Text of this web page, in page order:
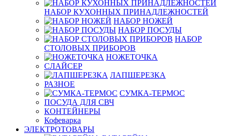
НАБОР КУХОННЫХ ПРИНАДЛЕЖНОСТЕЙ
НАБОР НОЖЕЙ
НАБОР ПОСУДЫ
НАБОР
СТОЛОВЫХ ПРИБОРОВ
НОЖЕТОЧКА
СЛАЙСЕР
ЛАПШЕРЕЗКА
РАЗНОЕ
СУМКА-ТЕРМОС
ПОСУДА ДЛЯ СВЧ
КОНТЕЙНЕРЫ
Кофеварка
ЭЛЕКТРОТОВАРЫ